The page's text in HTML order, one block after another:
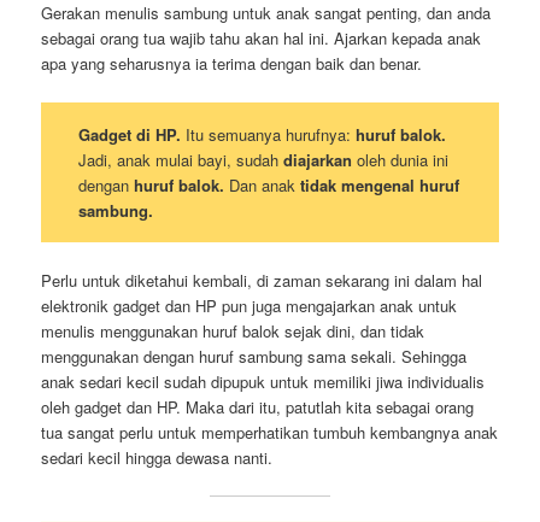
Gerakan menulis sambung untuk anak sangat penting, dan anda
sebagai orang tua wajib tahu akan hal ini. Ajarkan kepada anak
apa yang seharusnya ia terima dengan baik dan benar.
Gadget di HP. Itu semuanya hurufnya: huruf balok.
Jadi, anak mulai bayi, sudah diajarkan oleh dunia ini
dengan huruf balok. Dan anak tidak mengenal huruf
sambung.
Perlu untuk diketahui kembali, di zaman sekarang ini dalam hal
elektronik gadget dan HP pun juga mengajarkan anak untuk
menulis menggunakan huruf balok sejak dini, dan tidak
menggunakan dengan huruf sambung sama sekali. Sehingga
anak sedari kecil sudah dipupuk untuk memiliki jiwa individualis
oleh gadget dan HP. Maka dari itu, patutlah kita sebagai orang
tua sangat perlu untuk memperhatikan tumbuh kembangnya anak
sedari kecil hingga dewasa nanti.